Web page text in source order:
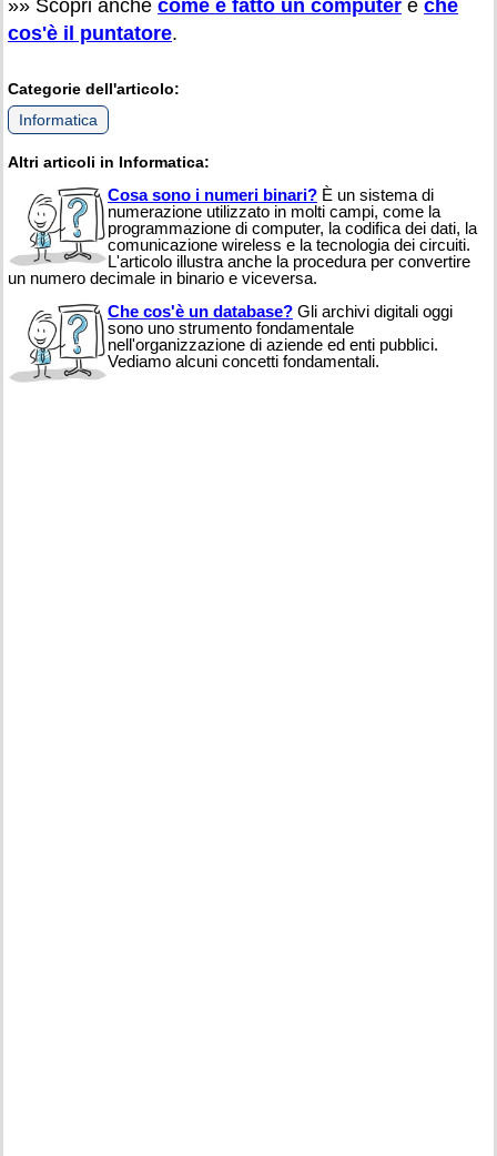
»» Scopri anche come è fatto un computer e che
cos'è il puntatore.
Categorie dell'articolo:
Informatica
Altri articoli in Informatica:
Cosa sono i numeri binari? È un sistema di
numerazione utilizzato in molti campi, come la
programmazione di computer, la codifica dei dati, la
comunicazione wireless e la tecnologia dei circuiti.
L'articolo illustra anche la procedura per convertire
un numero decimale in binario e viceversa.
Che cos'è un database? Gli archivi digitali oggi
sono uno strumento fondamentale
nell'organizzazione di aziende ed enti pubblici.
Vediamo alcuni concetti fondamentali.